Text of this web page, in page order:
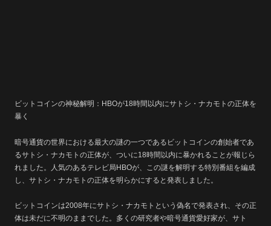
ビットコインの神秘解明：HBOが18時間以内にサトシ・ナカモトの正体を
暴く
暗号通貨の世界における最大の謎の一つであるビットコインの創始者であ
るサトシ・ナカモトの正体が、ついに18時間以内に暴かれることが報じら
れました。人気のあるテレビ局HBOが、この謎を解明する特別番組を編成
し、サトシ・ナカモトの正体を明らかにすると発表しました。
ビットコインは2008年にサトシ・ナカモトという偽名で発表され、その正
体は未だに不明のままでした。多くの研究者や暗号通貨愛好家が、サト